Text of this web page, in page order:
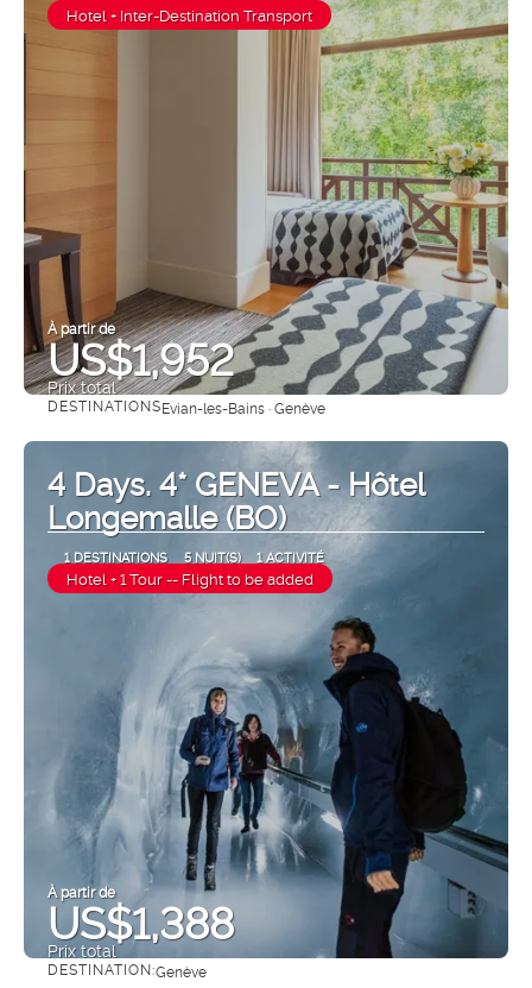
Hotel + Inter-Destination Transport
À partir de
US$1,952
Prix ​​total
Afficher
DESTINATIONSEvian-les-Bains · Genève
4 Days. 4* GENEVA - Hôtel
Longemalle (BO)
1 DESTINATIONS 5 NUIT(S) 1 ACTIVITÉ
Hotel + 1 Tour -- Flight to be added
À partir de
US$1,388
Prix ​​total
DESTINATION:Genève